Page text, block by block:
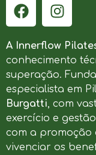
A Innerflow
conhecimento
superação.
especialista em
Burgatti, com
exercício e
com a promoção
vivenciar os